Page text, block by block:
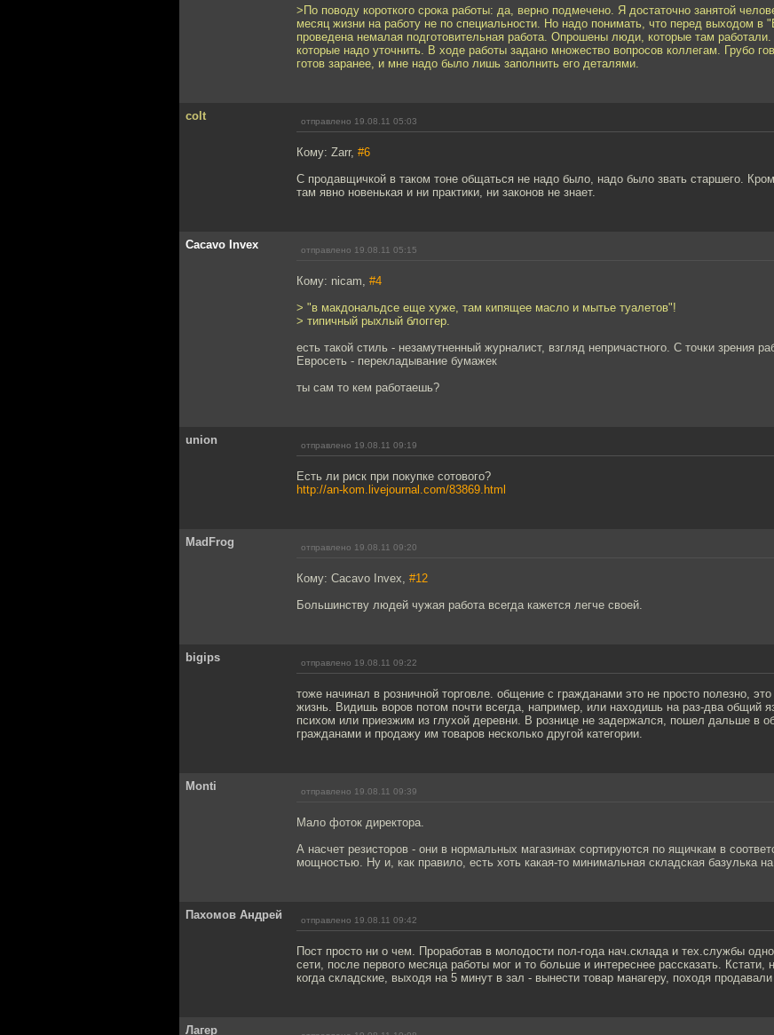
>По поводу короткого срока работы: да, верно подмечено. Я достаточно занятой
месяц жизни на работу не по специальности. Но надо понимать, что перед выходом в
проведена немалая подготовительная работа. Опрошены люди, которые там
которые надо уточнить. В ходе работы задано множество вопросов коллегам. Грубо
готов заранее, и мне надо было лишь заполнить его деталями.
colt отправлено 19.08.11 05:03
Кому: Zarr, #6
С продавщичкой в таком тоне общаться не надо было, надо было звать старшего.
там явно новенькая и ни практики, ни законов не знает.
Cacavo Invex отправлено 19.08.11 05:15
Кому: nicam, #4
> "в макдональдсе еще хуже, там кипящее масло и мытье туалетов"!
> типичный рыхлый блоггер.
есть такой стиль - незамутненный журналист, взгляд непричастного. С точки зрения
Евросеть - перекладывание бумажек
ты сам то кем работаешь?
union отправлено 19.08.11 09:19
Есть ли риск при покупке сотового?
http://an-kom.livejournal.com/83869.html
MadFrog отправлено 19.08.11 09:20
Кому: Cacavo Invex, #12
Большинству людей чужая работа всегда кажется легче своей.
bigips отправлено 19.08.11 09:22
тоже начинал в розничной торговле. общение с гражданами это не просто полезно,
жизнь. Видишь воров потом почти всегда, например, или находишь на раз-два общий
психом или приезжим из глухой деревни. В рознице не задержался, пошел дальше в
гражданами и продажу им товаров несколько другой категории.
Monti отправлено 19.08.11 09:39
Мало фоток директора.
А насчет резисторов - они в нормальных магазинах сортируются по ящичкам в
мощностью. Ну и, как правило, есть хоть какая-то минимальная складская базулька
Пахомов Андрей отправлено 19.08.11 09:42
Пост просто ни о чем. Проработав в молодости пол-года нач.склада и тех.службы
сети, после первого месяца работы мог и то больше и интереснее рассказать. Кстати,
когда складские, выходя на 5 минут в зал - вынести товар манагеру, походя
Лагер